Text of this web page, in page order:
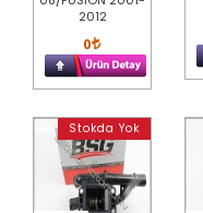
2012
0
Stokda Yok